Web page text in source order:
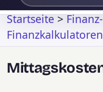
Startseite>
Finanzkalkulatoren